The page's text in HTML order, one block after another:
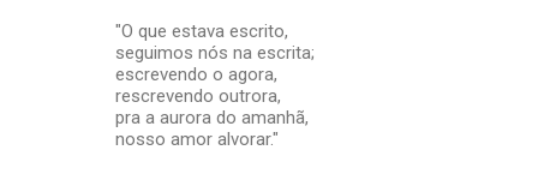
"O que estava escrito,
seguimos nós na escrita;
escrevendo o agora,
rescrevendo outrora,
pra a aurora do amanhã,
nosso amor alvorar."